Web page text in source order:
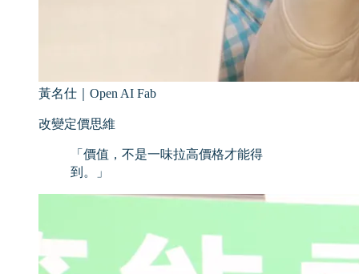
黃名仕 Open AI Fab
改變定價思維
「 價值，不是一味拉高價格才能得
到。
」